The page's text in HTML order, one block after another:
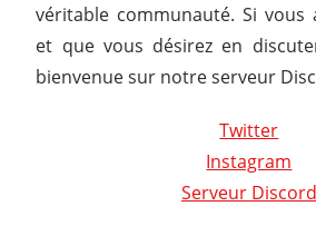
véritable communauté. Si vous
et que vous désirez en
bienvenue sur notre serveur
Twitter
Instagram
Serveur Discord